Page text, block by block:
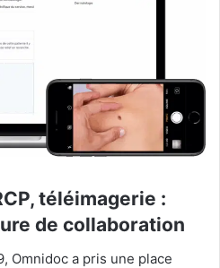
téléimagerie :
de collaboration
Omnidoc a pris une place